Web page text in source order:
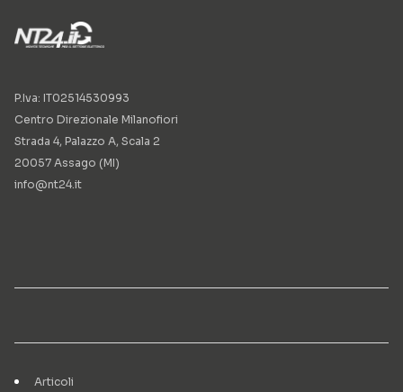
P.Iva: IT02514530993
Centro Direzionale Milanofiori
Strada 4, Palazzo A, Scala 2
20057 Assago (MI)
info@nt24.it
Articoli